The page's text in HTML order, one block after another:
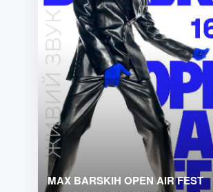
MAX BARSKIH OPEN AIR FEST